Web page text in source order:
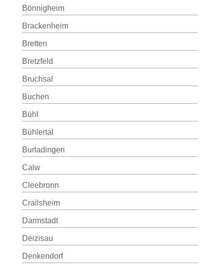
Bönnigheim
Brackenheim
Bretten
Bretzfeld
Bruchsal
Buchen
Bühl
Bühlertal
Burladingen
Calw
Cleebronn
Crailsheim
Darmstadt
Deizisau
Denkendorf